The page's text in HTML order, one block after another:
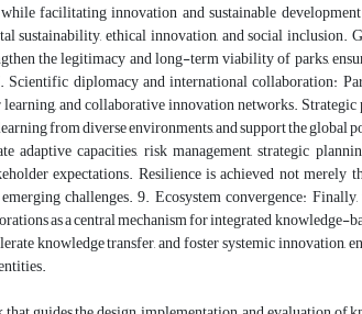
facilitating innovation and sustainable
sustainability, ethical innovation, and social inclusion.
the legitimacy and long-term viability of parks,
diplomacy and international collaboration:
and collaborative innovation networks.
from diverse environments, and support the
capacities, risk management, strategic
expectations. Resilience is achieved not merely
challenges. 9. Ecosystem convergence:
as a central mechanism for integrated knowledge-
knowledge transfer, and foster systemic innovation,